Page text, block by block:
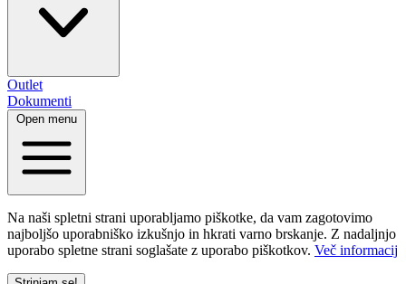
Outlet
Dokumenti
Open menu
Na naši spletni strani uporabljamo piškotke, da vam zagotovimo
najboljšo uporabniško izkušnjo in hkrati varno brskanje. Z nadaljnjo
uporabo spletne strani soglašate z uporabo piškotkov. Več informacij